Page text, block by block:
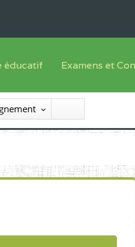
Enseignements
éducatif
Sous
d'études
Examens et
Inscriptions
Liste des
Diplômes